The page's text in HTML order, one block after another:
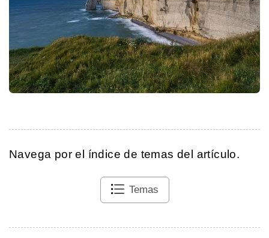
Navega por el índice de temas del artículo.
Temas